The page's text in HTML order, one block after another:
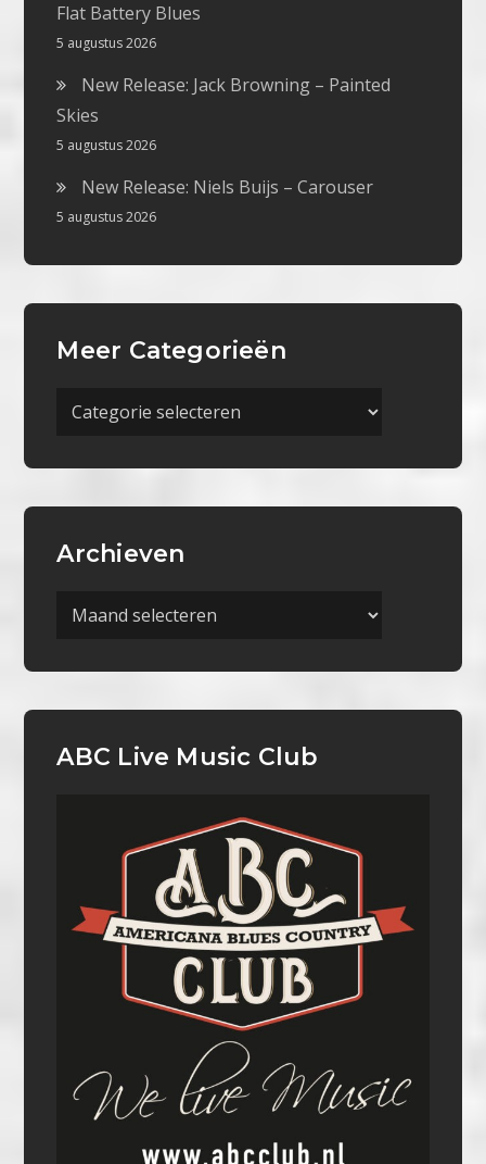
Flat Battery Blues
5 augustus 2026
New Release: Jack Browning – Painted
Skies
5 augustus 2026
New Release: Niels Buijs – Carouser
5 augustus 2026
Meer Categorieën
Meer
Archieven
Archieven
ABC Live Music Club